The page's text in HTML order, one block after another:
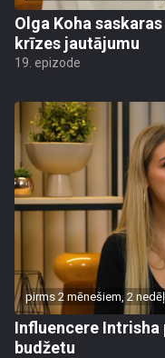
Olga Koha
krīzes jautājumu
19. epizode
pirms 2 mēnešiem, 2
Influencere Intrisha
budžetu